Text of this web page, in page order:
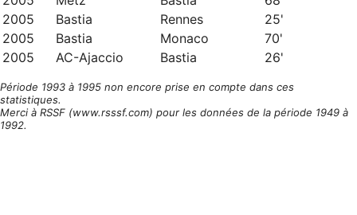
2005
Bastia Rennes
25'
2005
Bastia Monaco
70'
2005
AC-Ajaccio Bastia 26'
Période 1993 à 1995 non encore prise en compte dans ces
statistiques.
Merci à RSSF (www.rsssf.com) pour les données de la période 1949 à
1992.